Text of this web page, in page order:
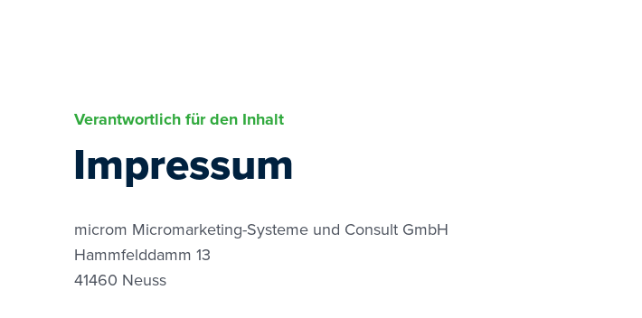
Verantwortlich für den Inhalt
Impressum
microm Micromarketing-Systeme und Consult GmbH
Hammfelddamm 13
41460 Neuss